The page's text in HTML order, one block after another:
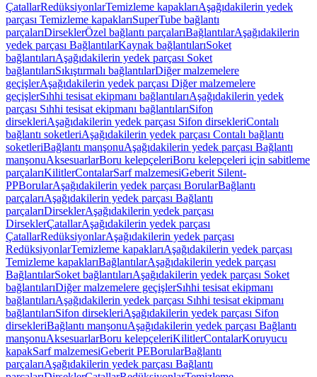
ÇatallarRedüksiyonlarTemizleme kapaklarıAşağıdakilerin yedek
parçası Temizleme kapaklarıSuperTube bağlantı
parçalarıDirseklerÖzel bağlantı parçalarıBağlantılarAşağıdakilerin
yedek parçası BağlantılarKaynak bağlantılarıSoket
bağlantılarıAşağıdakilerin yedek parçası Soket
bağlantılarıSıkıştırmalı bağlantılarDiğer malzemelere
geçişlerAşağıdakilerin yedek parçası Diğer malzemelere
geçişlerSıhhi tesisat ekipmanı bağlantılarıAşağıdakilerin yedek
parçası Sıhhi tesisat ekipmanı bağlantılarıSifon
dirsekleriAşağıdakilerin yedek parçası Sifon dirsekleriContalı
bağlantı soketleriAşağıdakilerin yedek parçası Contalı bağlantı
soketleriBağlantı manşonuAşağıdakilerin yedek parçası Bağlantı
manşonuAksesuarlarBoru kelepçeleriBoru kelepçeleri için sabitleme
parçalarıKilitlerContalarSarf malzemesiGeberit Silent-
PPBorularAşağıdakilerin yedek parçası BorularBağlantı
parçalarıAşağıdakilerin yedek parçası Bağlantı
parçalarıDirseklerAşağıdakilerin yedek parçası
DirseklerÇatallarAşağıdakilerin yedek parçası
ÇatallarRedüksiyonlarAşağıdakilerin yedek parçası
RedüksiyonlarTemizleme kapaklarıAşağıdakilerin yedek parçası
Temizleme kapaklarıBağlantılarAşağıdakilerin yedek parçası
BağlantılarSoket bağlantılarıAşağıdakilerin yedek parçası Soket
bağlantılarıDiğer malzemelere geçişlerSıhhi tesisat ekipmanı
bağlantılarıAşağıdakilerin yedek parçası Sıhhi tesisat ekipmanı
bağlantılarıSifon dirsekleriAşağıdakilerin yedek parçası Sifon
dirsekleriBağlantı manşonuAşağıdakilerin yedek parçası Bağlantı
manşonuAksesuarlarBoru kelepçeleriKilitlerContalarKoruyucu
kapakSarf malzemesiGeberit PEBorularBağlantı
parçalarıAşağıdakilerin yedek parçası Bağlantı